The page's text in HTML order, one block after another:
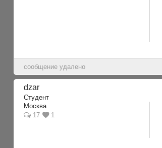
сообщение удалено
dzar
Студент
Москва
17
1